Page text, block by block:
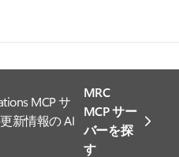
MCP サ
新情報の AI
MRC
MCP サー
バーを探
す